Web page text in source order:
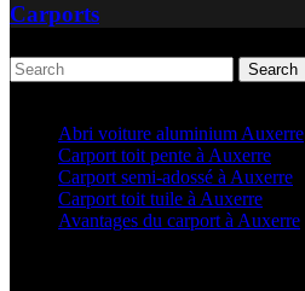
Carports
Search
Abri voiture aluminium Auxerre
Carport toit pente à Auxerre
Carport semi-adossé à Auxerre
Carport toit tuile à Auxerre
Avantages du carport à Auxerre